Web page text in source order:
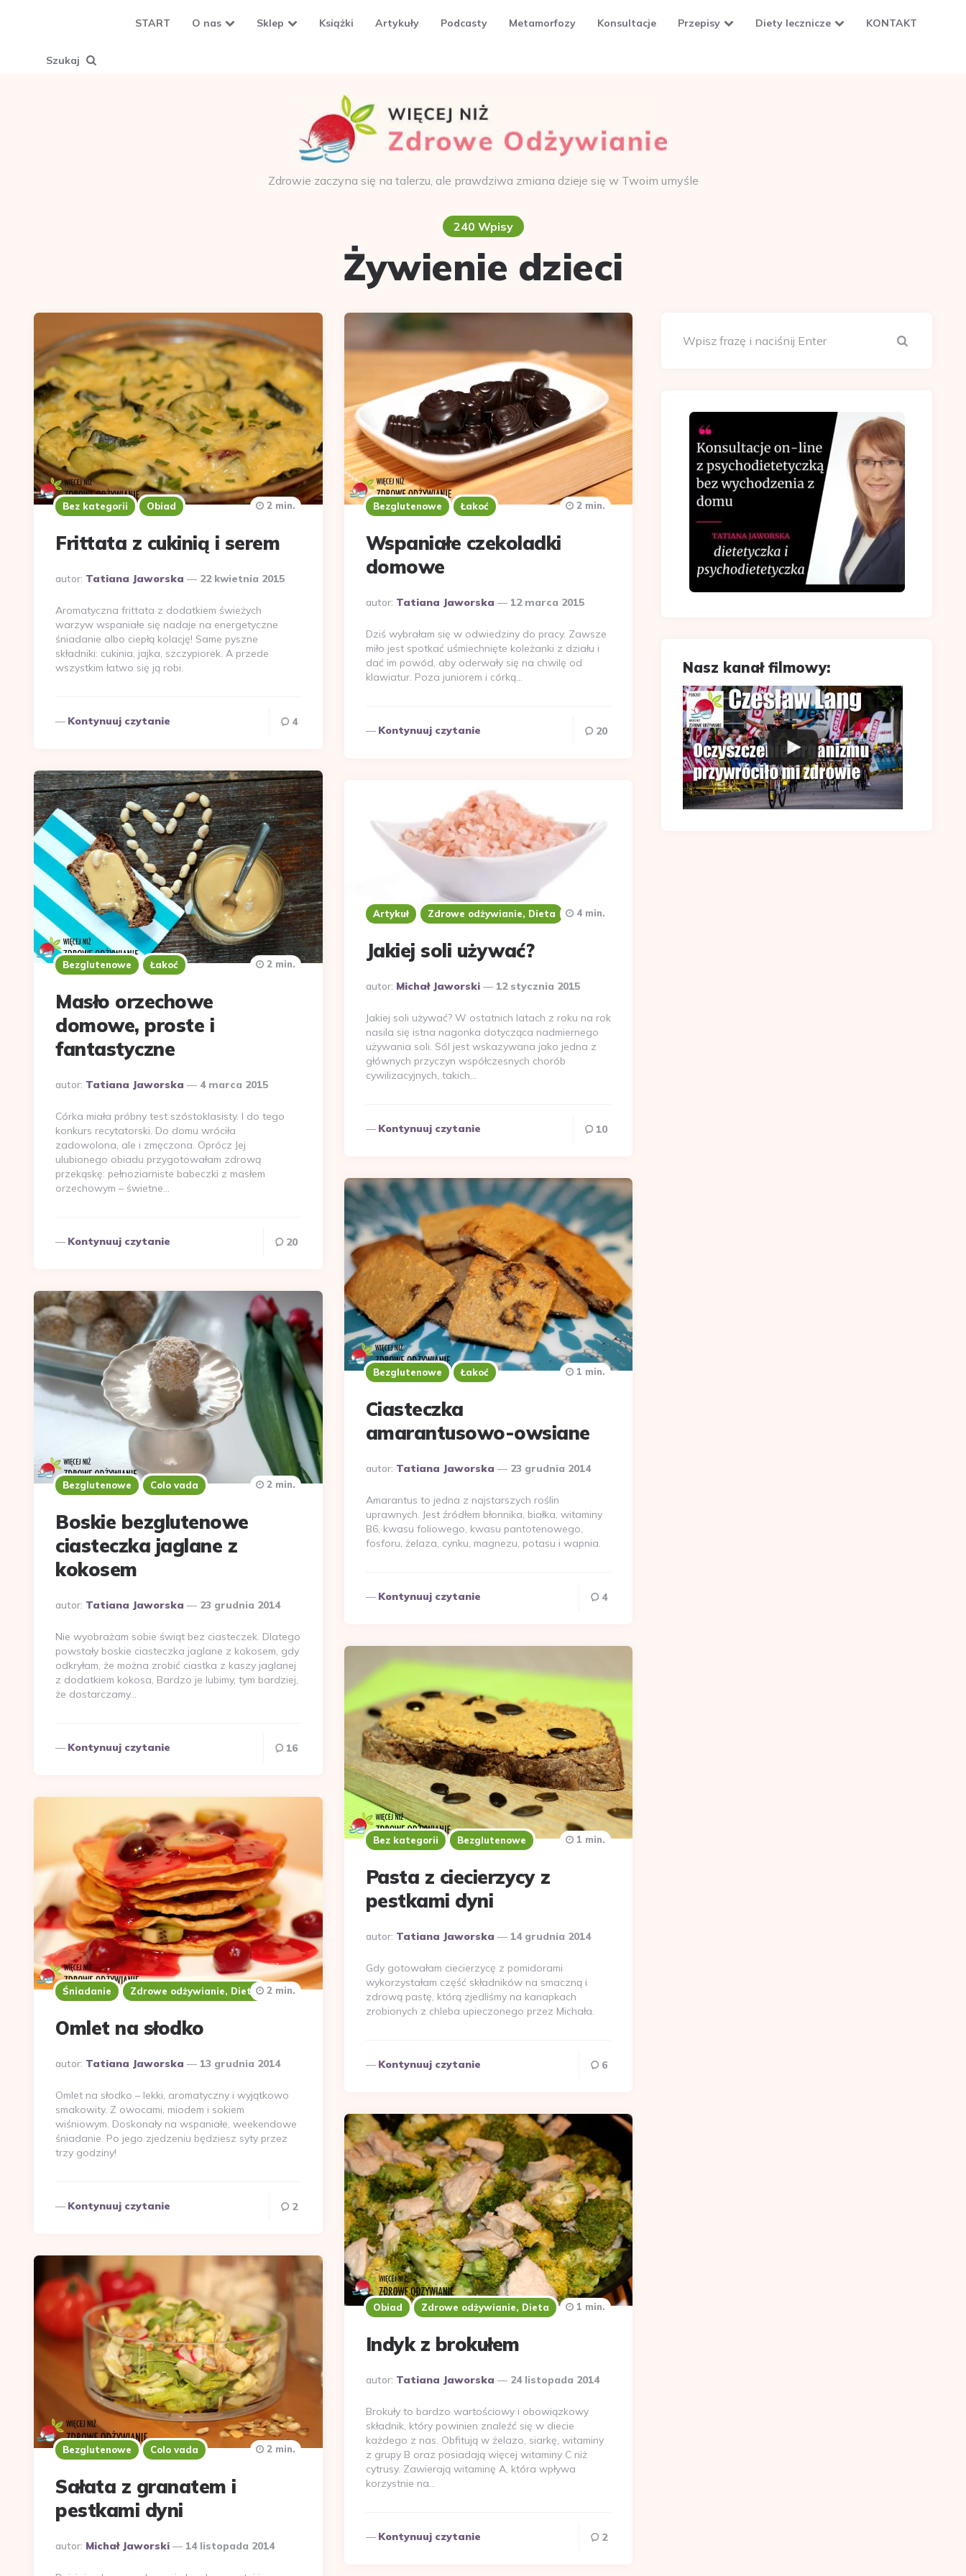
START O nas Sklep Książki Artykuły Podcasty Metamorfozy Konsultacje Przepisy Diety lecznicze KONTAKT
Szukaj
Zdrowie zaczyna się na talerzu, ale prawdziwa zmiana dzieje się w Twoim umyśle
240 Wpisy
Żywienie dzieci
Bez kategorii Obiad
Frittata z cukinią i serem
Dodane
autor: Tatiana Jaworska 22 kwietnia 2015
2 min.
Aromatyczna frittata z dodatkiem świeżych
warzyw wspaniałe się nadaje na energetyczne
śniadanie albo ciepłą kolację! Same pyszne
składniki: cukinia, jajka, szczypiorek. A przede
wszystkim łatwo się ją robi.
Kontynuuj czytanie 4
Bezglutenowe Łakoć
Wspaniałe czekoladki
domowe
Dodane
autor: Tatiana Jaworska 12 marca 2015
2 min.
Dziś wybrałam się w odwiedziny do pracy. Zawsze
miło jest spotkać uśmiechnięte koleżanki z działu i
dać im powód, aby oderwały się na chwilę od
klawiatur. Poza juniorem i córką…
Kontynuuj czytanie 20
Bezglutenowe Łakoć
Masło orzechowe
domowe, proste i
fantastyczne
Dodane
autor: Tatiana Jaworska 4 marca 2015
2 min.
Córka miała próbny test szóstoklasisty. I do tego
konkurs recytatorski. Do domu wróciła
zadowolona, ale i zmęczona. Oprócz Jej
ulubionego obiadu przygotowałam zdrową
przekąskę: pełnoziarniste babeczki z masłem
orzechowym – świetne…
Kontynuuj czytanie 20
Artykuł Zdrowe odżywianie, Dieta
Jakiej soli używać?
Dodane
autor: Michał Jaworski 12 stycznia 2015
4 min.
Jakiej soli używać? W ostatnich latach z roku na rok
nasila się istna nagonka dotycząca nadmiernego
używania soli. Sól jest wskazywana jako jedna z
głównych przyczyn współczesnych chorób
cywilizacyjnych, takich…
Kontynuuj czytanie 10
Bezglutenowe Łakoć
Ciasteczka
amarantusowo-owsiane
Dodane
autor: Tatiana Jaworska 23 grudnia 2014
1 min.
Amarantus to jedna z najstarszych roślin
uprawnych. Jest źródłem błonnika, białka, witaminy
B6, kwasu foliowego, kwasu pantotenowego,
fosforu, żelaza, cynku, magnezu, potasu i wapnia.
Kontynuuj czytanie 4
Bezglutenowe Colo vada
Boskie bezglutenowe
ciasteczka jaglane z
kokosem
Dodane
autor: Tatiana Jaworska 23 grudnia 2014
2 min.
Nie wyobrażam sobie świąt bez ciasteczek. Dlatego
powstały boskie ciasteczka jaglane z kokosem, gdy
odkryłam, że można zrobić ciastka z kaszy jaglanej
z dodatkiem kokosa, Bardzo je lubimy, tym bardziej,
że dostarczamy…
Kontynuuj czytanie 16
Bez kategorii Bezglutenowe
Pasta z ciecierzycy z
pestkami dyni
Dodane
autor: Tatiana Jaworska 14 grudnia 2014
1 min.
Gdy gotowałam ciecierzycę z pomidorami
wykorzystałam część składników na smaczną i
zdrową pastę, którą zjedliśmy na kanapkach
zrobionych z chleba upieczonego przez Michała.
Kontynuuj czytanie 6
Śniadanie Zdrowe odżywianie, Dieta
Omlet na słodko
Dodane
autor: Tatiana Jaworska 13 grudnia 2014
2 min.
Omlet na słodko – lekki, aromatyczny i wyjątkowo
smakowity. Z owocami, miodem i sokiem
wiśniowym. Doskonały na wspaniałe, weekendowe
śniadanie. Po jego zjedzeniu będziesz syty przez
trzy godziny!
Kontynuuj czytanie 2
Obiad Zdrowe odżywianie, Dieta
Indyk z brokułem
Dodane
autor: Tatiana Jaworska 24 listopada 2014
1 min.
Brokuły to bardzo wartościowy i obowiązkowy
składnik, który powinien znaleźć się w diecie
każdego z nas. Obfitują w żelazo, siarkę, witaminy
z grupy B oraz posiadają więcej witaminy C niż
cytrusy. Zawierają witaminę A, która wpływa
korzystnie na…
Kontynuuj czytanie 2
Bezglutenowe Colo vada
Sałata z granatem i
pestkami dyni
Dodane
autor: Michał Jaworski 14 listopada 2014
2 min.
Nasz kanał filmowy: